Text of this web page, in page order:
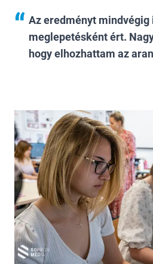
Az eredményt
meglepetésként ért.
hogy elhozhattam az